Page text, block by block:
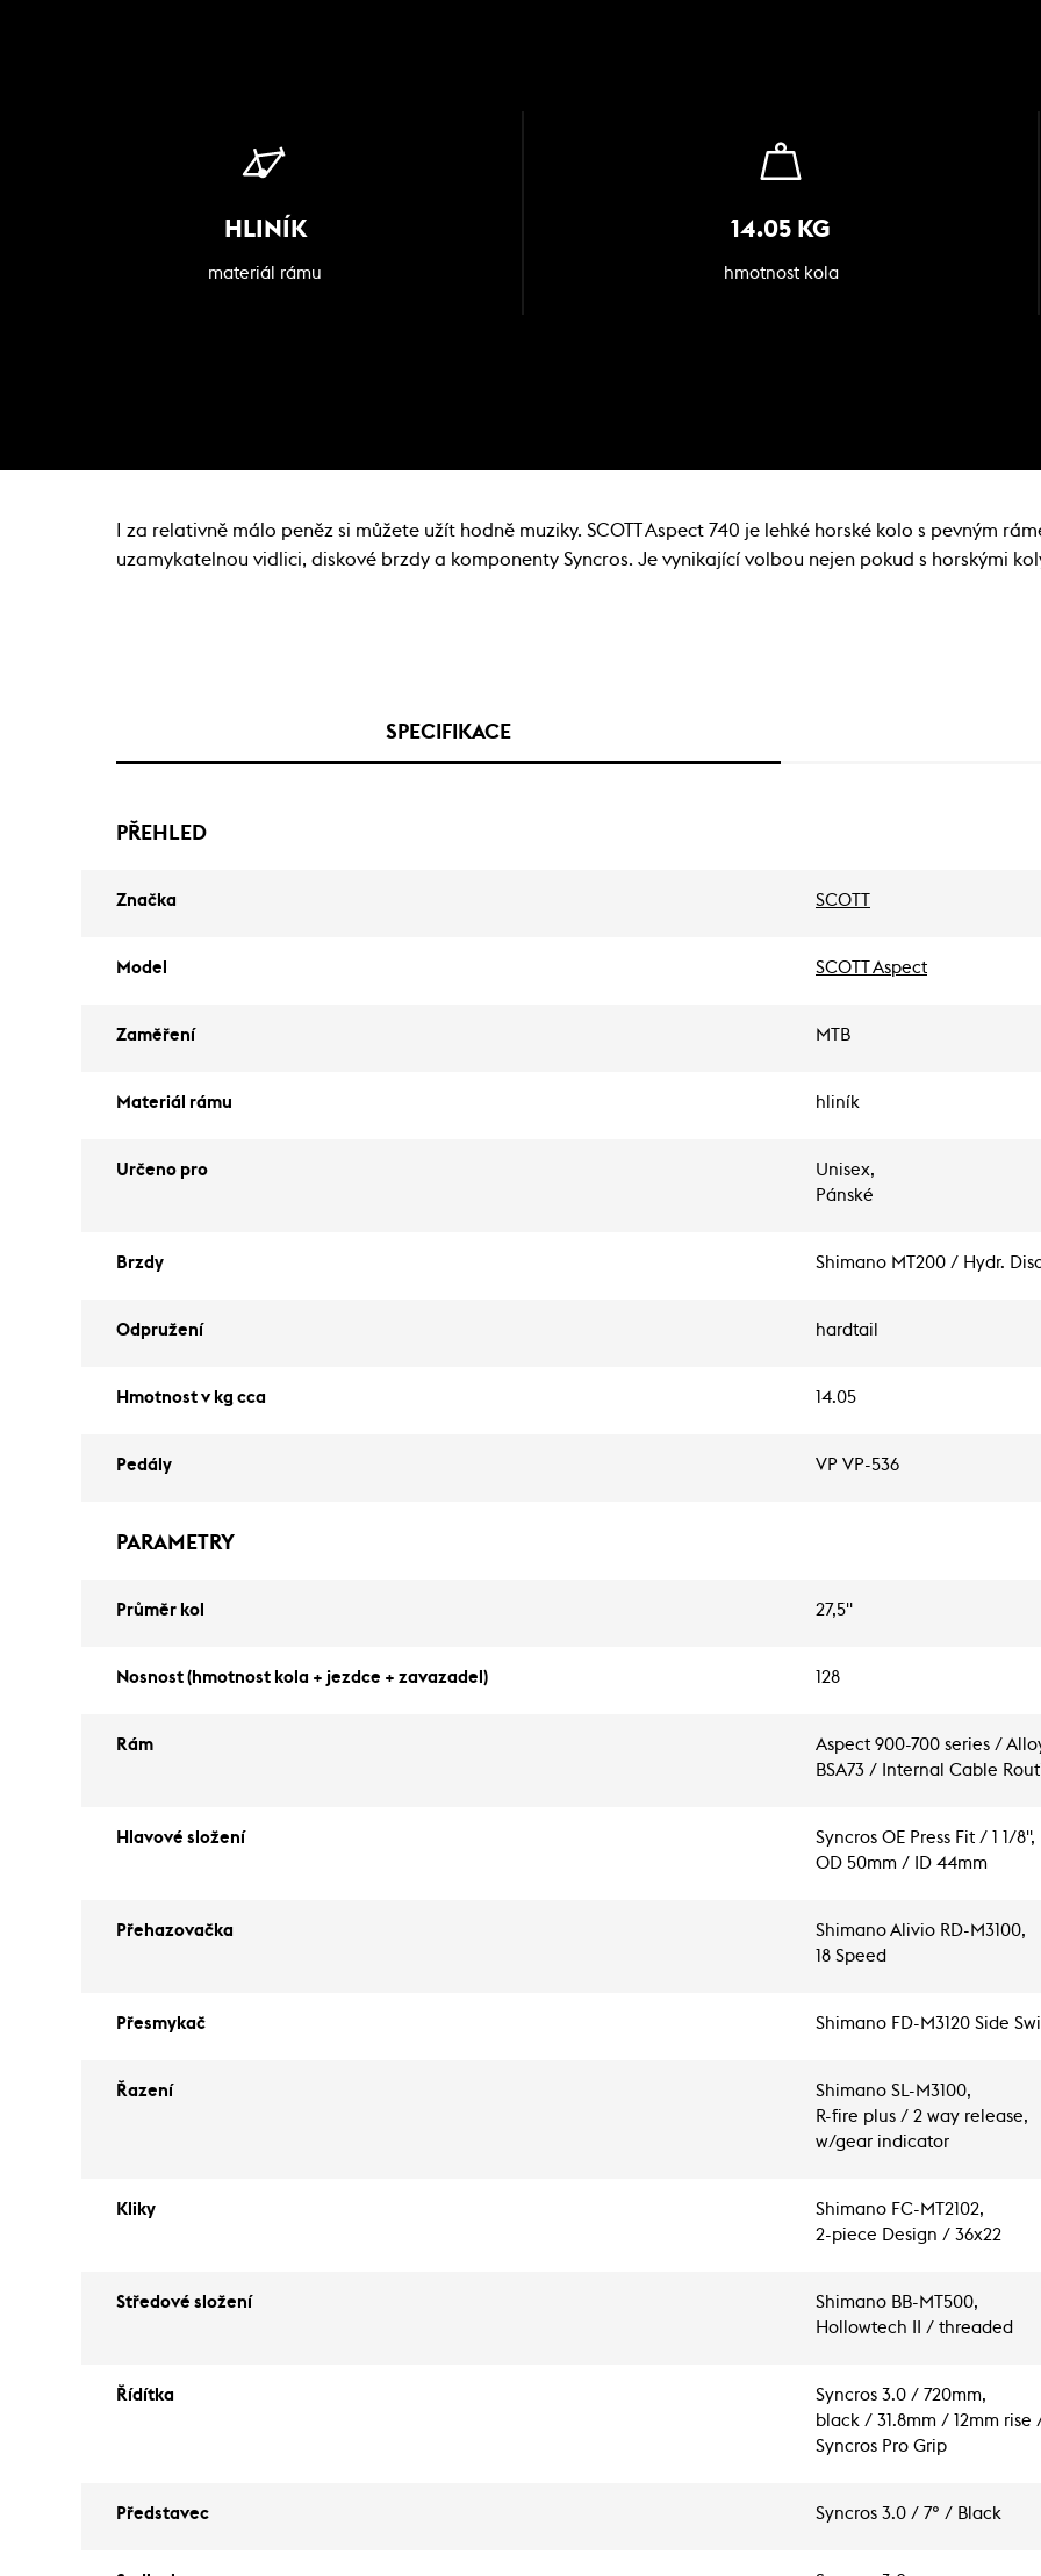
HLINÍK
materiál rámu
14.05 KG
hmotnost kola
I za relativně málo peněz si můžete užít hodně muziky. SCOTT Aspect 740 je lehké horské kolo s pevným
uzamykatelnou vidlici, diskové brzdy a komponenty Syncros. Je vynikající volbou nejen pokud s horskými
SPECIFIKACE
PŘEHLED
Značka SCOTT
Model SCOTT Aspect
Zaměření MTB
Materiál rámu hliník
Určeno pro
Unisex,
Pánské
Brzdy Shimano MT200 / Hydr.
Odpružení hardtail
Hmotnost v kg cca 14.05
Pedály VP VP-536
PARAMETRY
Průměr kol 27,5"
Nosnost (hmotnost kola + jezdce + zavazadel) 128
Rám
Aspect 900-700 series /
BSA73 / Internal Cable
Hlavové složení
Syncros OE Press Fit / 1 1/8",
OD 50mm / ID 44mm
Přehazovačka
Shimano Alivio RD-M3100,
18 Speed
Přesmykač Shimano FD-M3120 Side
Řazení
Shimano SL-M3100,
R-fire plus / 2 way release,
w/gear indicator
Kliky
Shimano FC-MT2102,
2-piece Design / 36x22
Středové složení
Shimano BB-MT500,
Hollowtech II / threaded
Řídítka
Syncros 3.0 / 720mm,
black / 31.8mm / 12mm rise
Syncros Pro Grip
Představec Syncros 3.0 / 7° / Black